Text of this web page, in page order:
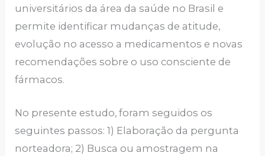
universitários da área da saúde no Brasil e
permite identificar mudanças de atitude,
evolução no acesso a medicamentos e novas
recomendações sobre o uso consciente de
fármacos.
No presente estudo, foram seguidos os
seguintes passos: 1) Elaboração da pergunta
norteadora; 2) Busca ou amostragem na